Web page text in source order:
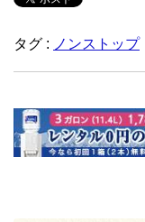
タグ : ノンストップ